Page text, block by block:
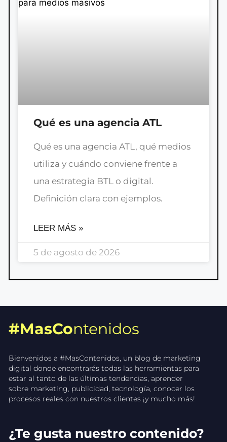
Qué es una agencia ATL
Qué es una agencia ATL, qué medios
utiliza y cuándo conviene frente a
una estrategia BTL o digital.
Definición clara con ejemplos.
LEER MÁS »
5 de agosto de 2026
#MasContenidos
Bienvenidos a #MasContenidos, un blog de marketing
digital donde encontrarás todas las herramientas para
estar al tanto de las últimas tendencias, aprender
sobre marketing, publicidad, tecnología, conocer los
procesos reales con nuestros clientes ¡y mucho más!
¿Te gusta nuestro contenido?